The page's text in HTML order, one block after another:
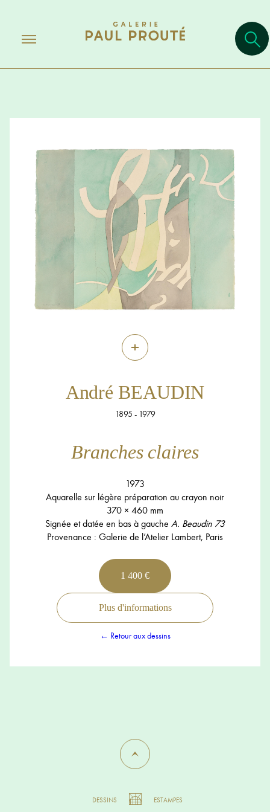
+
André BEAUDIN
1895 - 1979
Branches claires
1973
Aquarelle sur légère préparation au crayon noir
370 × 460 mm
Signée et datée en bas à gauche A. Beaudin 73
Provenance : Galerie de l’Atelier Lambert, Paris
1 400 €
Plus d'informations
← Retour aux dessins
DESSINS ESTAMPES